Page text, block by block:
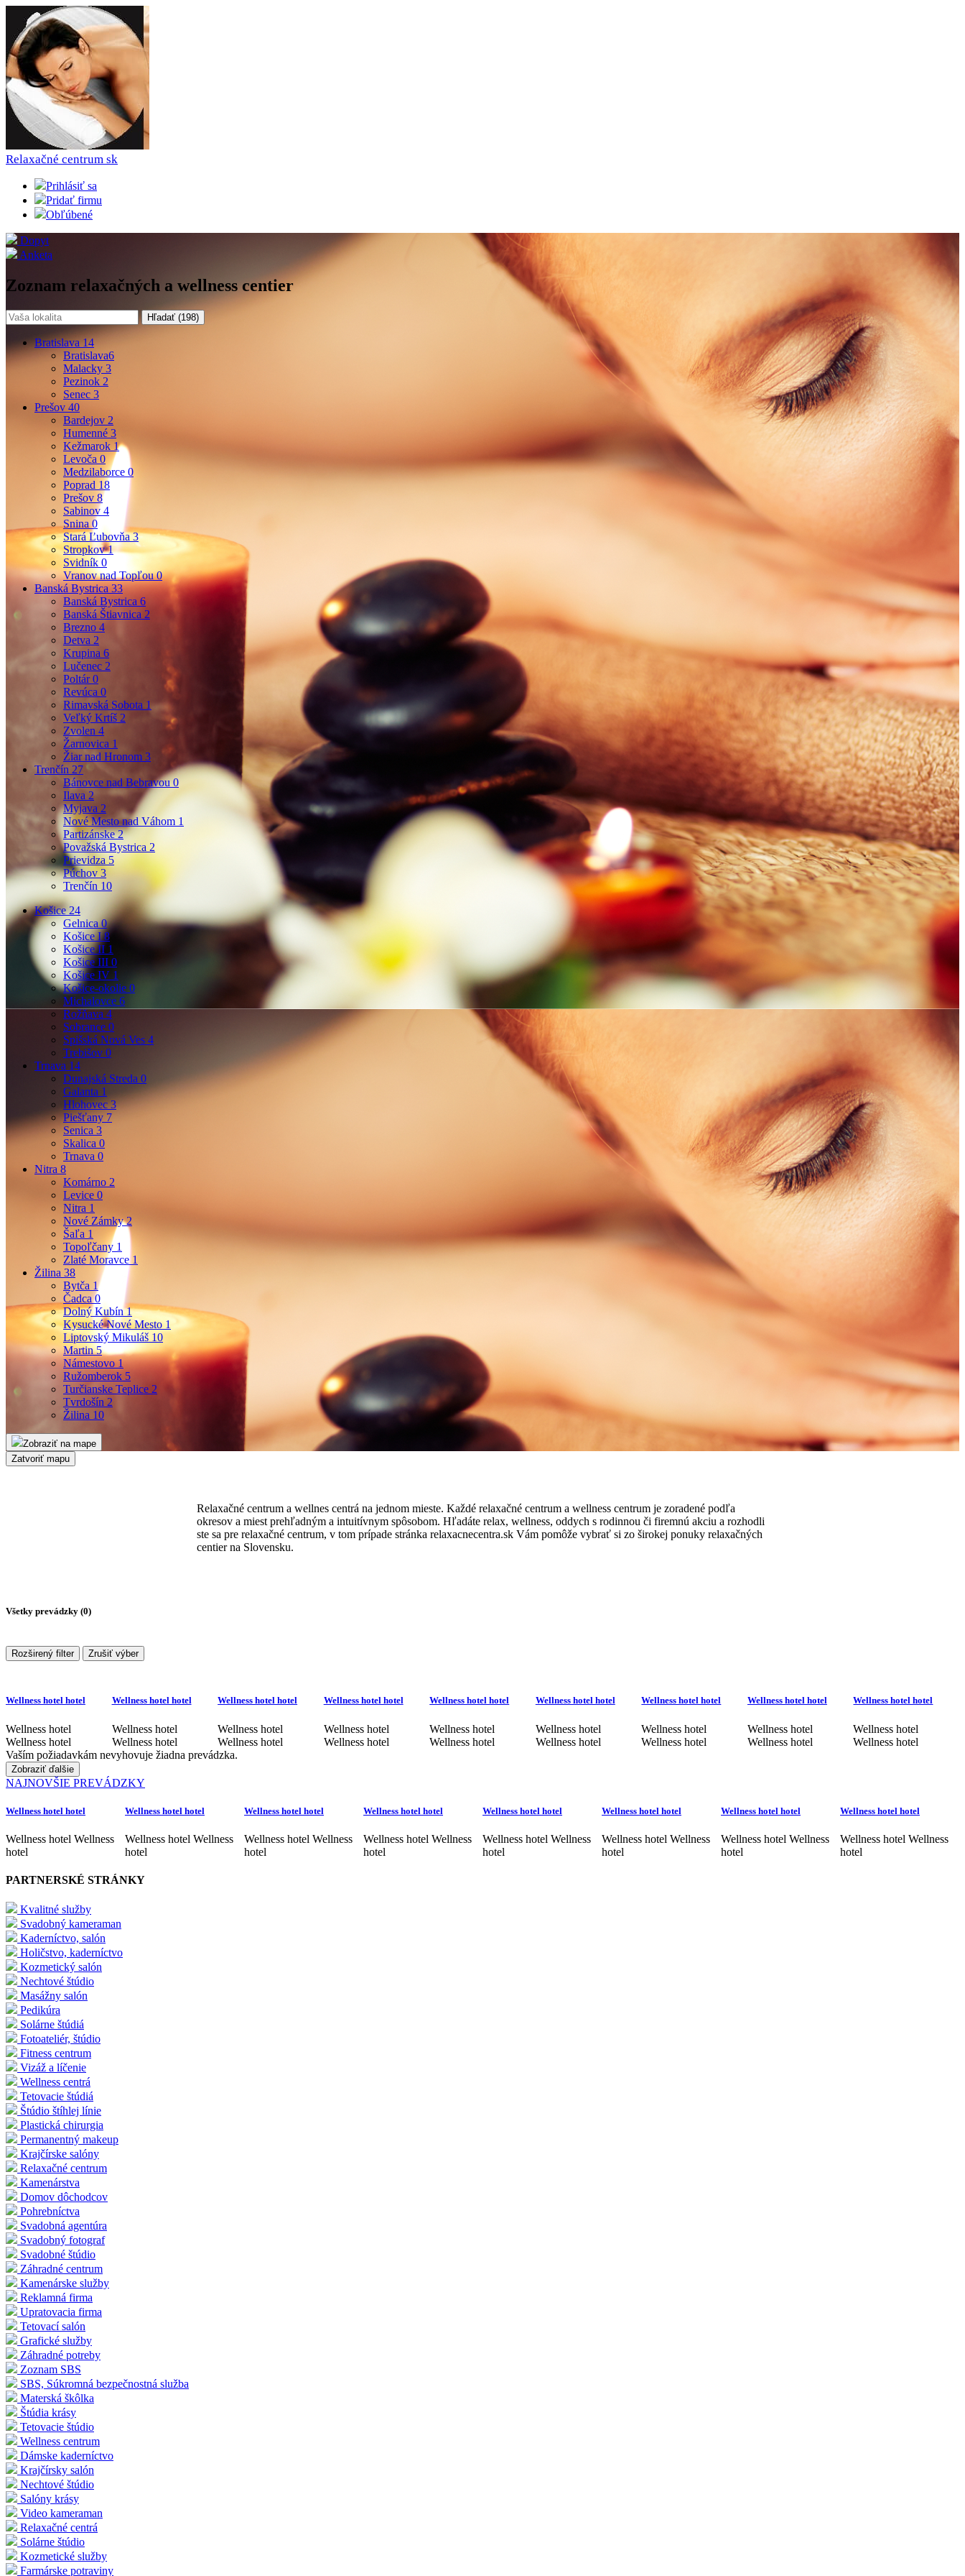
Relaxačné centrum sk
Prihlásiť sa
Pridať firmu
Obľúbené
Dopyt
Anketa
Zoznam relaxačných a wellness centier
Hľadať (198)
Bratislava14
Bratislava6
Malacky 3
Pezinok 2
Senec 3
Prešov 40
Bardejov 2
Humenné 3
Kežmarok 1
Levoča 0
Medzilaborce 0
Poprad 18
Prešov 8
Sabinov 4
Snina0
Stará Ľubovňa3
Stropkov1
Svidník 0
Vranov nad Topľou0
Banská Bystrica33
Banská Bystrica 6
Banská Štiavnica 2
Brezno 4
Detva 2
Krupina 6
Lučenec 2
Poltár0
Revúca 0
Rimavská Sobota 1
Veľký Krtíš 2
Zvolen 4
Žarnovica 1
Žiar nad Hronom 3
Trenčín 27
Bánovce nad Bebravou0
Ilava 2
Myjava 2
Nové Mesto nad Váhom 1
Partizánske2
Považská Bystrica 2
Prievidza5
Púchov3
Trenčín 10
Košice24
Gelnica0
Košice I8
Košice II 1
Košice III 0
Košice IV 1
Košice-okolie 0
Michalovce 6
Rožňava 4
Sobrance 0
Spišská Nová Ves 4
Trebišov 0
Trnava 14
Dunajská Streda 0
Galanta 1
Hlohovec3
Piešťany 7
Senica 3
Skalica 0
Trnava 0
Nitra 8
Komárno 2
Levice 0
Nitra 1
Nové Zámky2
Šaľa 1
Topoľčany 1
Zlaté Moravce 1
Žilina 38
Bytča 1
Čadca0
Dolný Kubín1
Kysucké Nové Mesto1
Liptovský Mikuláš 10
Martin5
Námestovo1
Ružomberok 5
Turčianske Teplice 2
Tvrdošín 2
Žilina 10
Zobraziť na mape
Zatvoriť mapu
Relaxačné centrum a wellnes centrá na jednom mieste. Každé relaxačné centrum a wellness centrum je zoradené podľa
okresov a miest prehľadným a intuitívnym spôsobom. Hľadáte relax, wellness, oddych s rodinnou či firemnú akciu a rozhodli
ste sa pre relaxačné centrum, v tom prípade stránka relaxacnecentra.sk Vám pomôže vybrať si zo širokej ponuky relaxačných
centier na Slovensku.
Všetky prevádzky (0)
Rozširený filter Zrušiť výber
Wellness hotel hotel
Wellness hotel
Wellness hotel
Wellness hotel hotel
Wellness hotel
Wellness hotel
Wellness hotel hotel
Wellness hotel
Wellness hotel
Wellness hotel hotel
Wellness hotel
Wellness hotel
Wellness hotel hotel
Wellness hotel
Wellness hotel
Wellness hotel hotel
Wellness hotel
Wellness hotel
Wellness hotel hotel
Wellness hotel
Wellness hotel
Wellness hotel hotel
Wellness hotel
Wellness hotel
Wellness hotel hotel
Wellness hotel
Wellness hotel
Vaším požiadavkám nevyhovuje žiadna prevádzka.
Zobraziť ďalšie
NAJNOVŠIE PREVÁDZKY
Wellness hotel hotel
Wellness hotel Wellness
hotel
Wellness hotel hotel
Wellness hotel Wellness
hotel
Wellness hotel hotel
Wellness hotel Wellness
hotel
Wellness hotel hotel
Wellness hotel Wellness
hotel
Wellness hotel hotel
Wellness hotel Wellness
hotel
Wellness hotel hotel
Wellness hotel Wellness
hotel
Wellness hotel hotel
Wellness hotel Wellness
hotel
Wellness hotel hotel
Wellness hotel Wellness
hotel
PARTNERSKÉ STRÁNKY
Kvalitné služby
Svadobný kameraman
Kaderníctvo, salón
Holičstvo, kaderníctvo
Kozmetický salón
Nechtové štúdio
Masážny salón
Pedikúra
Solárne štúdiá
Fotoateliér, štúdio
Fitness centrum
Vizáž a líčenie
Wellness centrá
Tetovacie štúdiá
Štúdio štíhlej línie
Plastická chirurgia
Permanentný makeup
Krajčírske salóny
Relaxačné centrum
Kamenárstva
Domov dôchodcov
Pohrebníctva
Svadobná agentúra
Svadobný fotograf
Svadobné štúdio
Záhradné centrum
Kamenárske služby
Reklamná firma
Upratovacia firma
Tetovací salón
Grafické služby
Záhradné potreby
Zoznam SBS
SBS, Súkromná bezpečnostná služba
Materská škôlka
Štúdia krásy
Tetovacie štúdio
Wellness centrum
Dámske kaderníctvo
Krajčírsky salón
Nechtové štúdio
Salóny krásy
Video kameraman
Relaxačné centrá
Solárne štúdio
Kozmetické služby
Farmárske potraviny